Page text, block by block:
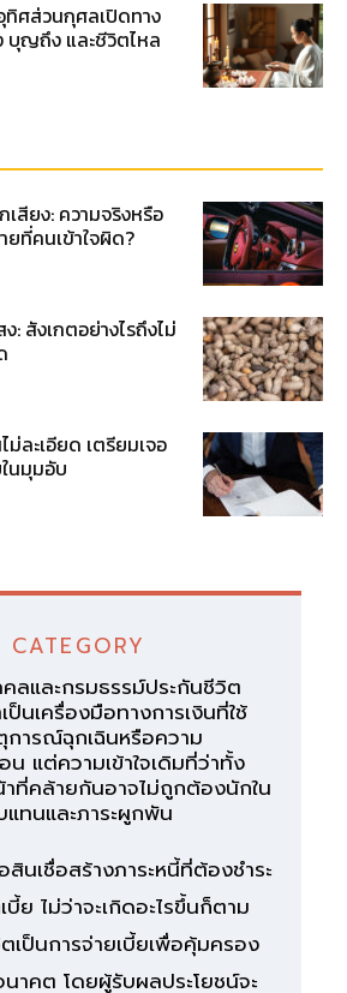
ทิศส่วนกุศลเปิดทาง
บุญถึง และชีวิตไหล
สียง: ความจริงหรือ
ยที่คนเข้าใจผิด?
: สังเกตอย่างไรถึงไม่
ละเอียด เตรียมเจอ
นมุมอับ
CATEGORY
ลและกรมธรรม์ประกันชีวิต
นเครื่องมือทางการเงินที่ใช้
การณ์ฉุกเฉินหรือความ
น แต่ความเข้าใจเดิมที่ว่าทั้ง
ที่คล้ายกันอาจไม่ถูกต้องนักใน
ทนและภาระผูกพัน
นเชื่อสร้างภาระหนี้ที่ต้องชำระ
ย ไม่ว่าจะเกิดอะไรขึ้นก็ตาม
เป็นการจ่ายเบี้ยเพื่อคุ้มครอง
นาคต โดยผู้รับผลประโยชน์จะ